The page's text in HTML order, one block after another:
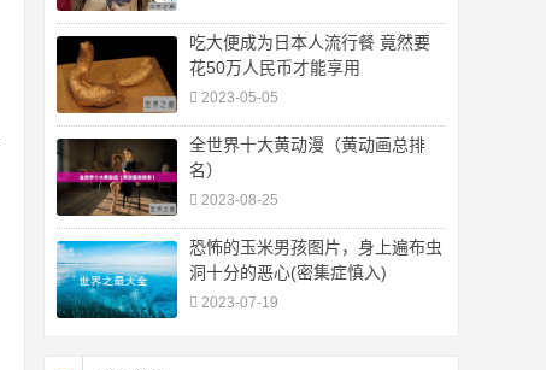
吃大便成为日本人流行餐 竟然要
花50万人民币才能享用
2023-05-05
全世界十大黄动漫（黄动画总排
名）
2023-08-25
恐怖的玉米男孩图片，身上遍布虫
洞十分的恶心(密集症慎入)
2023-07-19